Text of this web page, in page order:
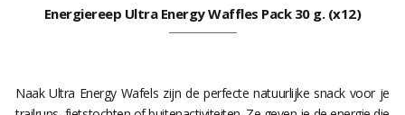
Energiereep Ultra Energy Waffles Pack 30 g. (x12)
Naak Ultra Energy Wafels zijn de perfecte natuurlijke snack voor je